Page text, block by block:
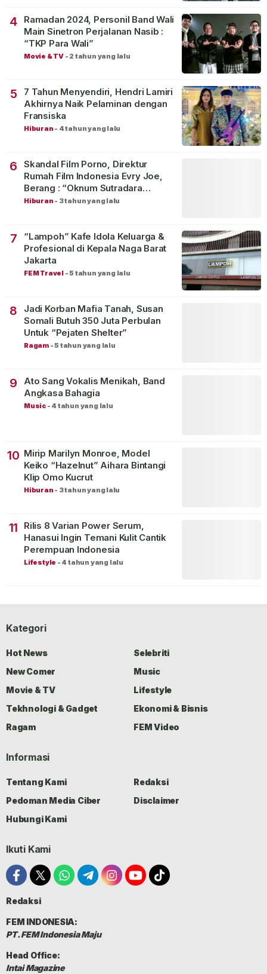
4
Ramadan 2024, Personil Band Wali
Main Sinetron Perjalanan Nasib :
“TKP Para Wali”
Movie & TV - 2 tahun yang lalu
5
7 Tahun Menyendiri, Hendri Lamiri
Akhirnya Naik Pelaminan dengan
Fransiska
Hiburan - 4 tahun yang lalu
6
Skandal Film Porno, Direktur
Rumah Film Indonesia Evry Joe,
Berang : “Oknum Sutradara
Merusak Perfilman Indonesia”!
Hiburan - 3 tahun yang lalu
7
“Lampoh” Kafe Idola Keluarga &
Profesional di Kepala Naga Barat
Jakarta
FEM Travel -5 tahun yang lalu
8
Jadi Korban Mafia Tanah, Susan
Somali Butuh 350 Juta Perbulan
Untuk “Pejaten Shelter”
Ragam -5 tahun yang lalu
9
Ato Sang Vokalis Menikah, Band
Angkasa Bahagia
Music - 4 tahun yang lalu
10 Mirip Marilyn Monroe, Model
Keiko “Hazelnut” Aihara Bintangi
Klip Omo Kucrut
Hiburan - 3 tahun yang lalu
11
Rilis 8 Varian Power Serum,
Hanasui Ingin Temani Kulit Cantik
Perempuan Indonesia
Lifestyle - 4 tahun yang lalu
Kategori
Hot News
Selebriti
New Comer
Music
Movie & TV
Lifestyle
Tekhnologi & Gadget
Ekonomi & Bisnis
Ragam
FEM Video
Informasi
Tentang Kami
Redaksi
Pedoman Media Ciber
Disclaimer
Hubungi Kami
Ikuti Kami
Redaksi
FEM INDONESIA:
PT. FEM Indonesia Maju
Head Office:
Intai Magazine